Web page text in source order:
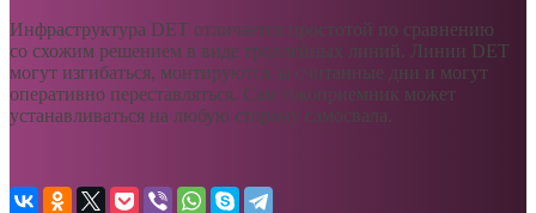
Инфраструктура DET отличается простотой по сравнению
со схожим решением в виде троллейных линий. Линии DET
могут изгибаться, монтируются за считанные дни и могут
оперативно переставляться. Сам токоприемник может
устанавливаться на любую сторону самосвала.